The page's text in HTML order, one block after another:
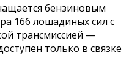
бензиновым
166 лошадиных сил с
трансмиссией —
только в связке